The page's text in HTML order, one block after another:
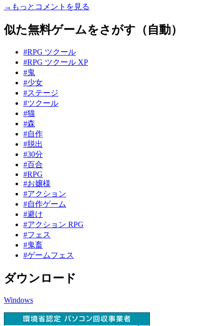
→もっとコメントを見る
似た無料ゲームをさがす（自動）
#RPG ツクール
#RPG ツクール XP
#鬼
#少女
#ステージ
#ツクール
#猫
#森
#自作
#脱出
#30分
#百合
#RPG
#お嬢様
#アクション
#自作ゲーム
#避け
#アクション RPG
#フェス
#鬼畜
#ゲームフェス
ダウンロード
Windows